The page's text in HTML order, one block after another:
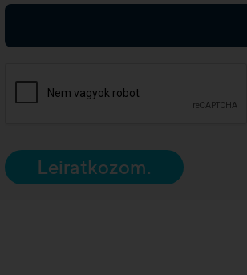
Leiratkozom.